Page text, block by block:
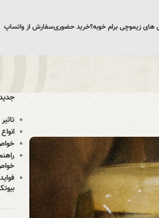
های زیموچی برام خوبه؟خرید حضوریسفارش از واتساپ